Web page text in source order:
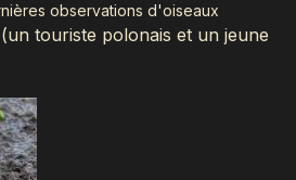
observations d'oiseaux
(un touriste polonais et un jeune